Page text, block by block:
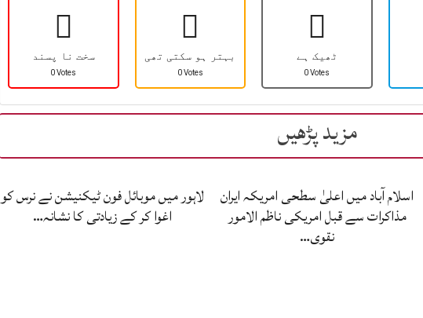
سخت نا پسند
0 Votes
بہتر ہو سکتی تھی
0 Votes
ٹھیک ہے
0 Votes
مزید پڑھیں
اسلام آباد میں اعلیٰ سطحی امریکہ ایران
مذاکرات سے قبل امریکی ناظم الامور
نقوی…
لاہور میں موبائل فون ٹیکنیشن نے نرس کو
اغوا کر کے زیادتی کا نشانہ…